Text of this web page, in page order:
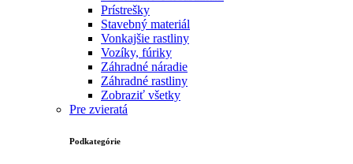
Prístrešky
Stavebný materiál
Vonkajšie rastliny
Vozíky, fúriky
Záhradné náradie
Záhradné rastliny
Zobraziť všetky
Pre zvieratá
Podkategórie